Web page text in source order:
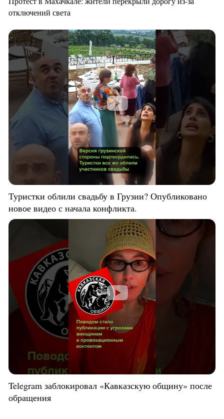
отключений света
Туристки облили свадьбу в Грузии? Опубликовано
новое видео с начала конфликта.
Telegram заблокировал «Кавказскую общину» после
обращения